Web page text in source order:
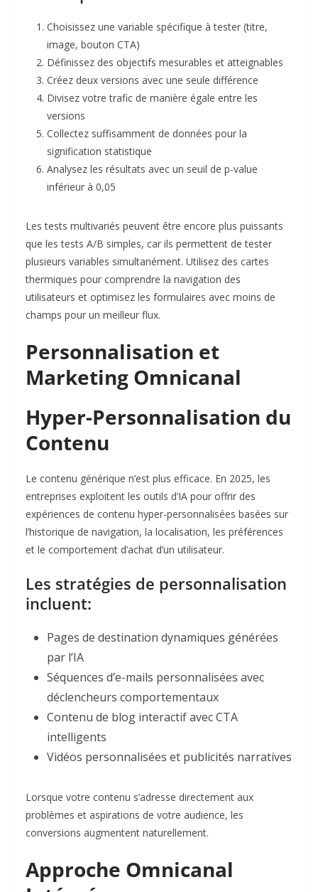
Choisissez une variable spécifique à tester (titre,
image, bouton CTA)
Définissez des objectifs mesurables et atteignables
Créez deux versions avec une seule différence
Divisez votre trafic de manière égale entre les
versions
Collectez suffisamment de données pour la
signification statistique
Analysez les résultats avec un seuil de p-value
inférieur à 0,05
Les tests multivariés peuvent être encore plus puissants
que les tests A/B simples, car ils permettent de tester
plusieurs variables simultanément. Utilisez des cartes
thermiques pour comprendre la navigation des
utilisateurs et optimisez les formulaires avec moins de
champs pour un meilleur flux.​
Personnalisation et
Marketing Omnicanal
Hyper-Personnalisation du
Contenu
Le contenu générique n’est plus efficace. En 2025, les
entreprises exploitent les outils d’IA pour offrir des
expériences de contenu hyper-personnalisées basées sur
l’historique de navigation, la localisation, les préférences
et le comportement d’achat d’un utilisateur.​
Les stratégies de personnalisation
incluent:​
Pages de destination dynamiques générées
par l’IA
Séquences d’e-mails personnalisées avec
déclencheurs comportementaux
Contenu de blog interactif avec CTA
intelligents
Vidéos personnalisées et publicités narratives
Lorsque votre contenu s’adresse directement aux
problèmes et aspirations de votre audience, les
conversions augmentent naturellement.​
Approche Omnicanal